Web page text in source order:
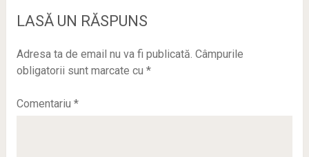
LASĂ UN RĂSPUNS
Adresa ta de email nu va fi publicată. Câmpurile
obligatorii sunt marcate cu *
Comentariu *